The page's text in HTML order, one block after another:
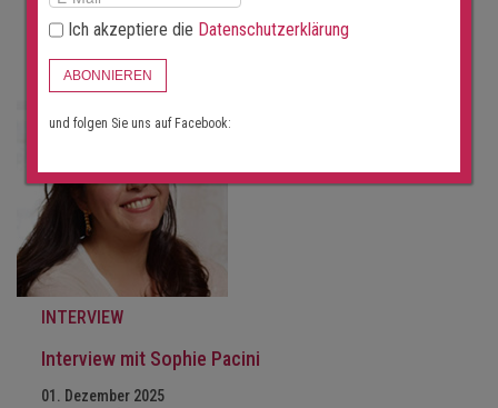
INTERVIEW
Interview mit Sophie Pacini
01. Dezember 2025
Ich akzeptiere die Datenschutzerklärung
ABONNIEREN
und folgen Sie uns auf Facebook: